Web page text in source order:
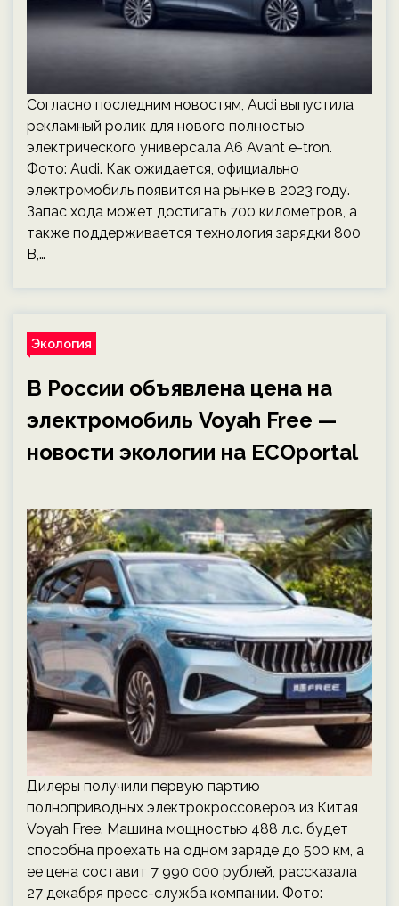
Согласно последним новостям, Audi выпустила
рекламный ролик для нового полностью
электрического универсала A6 Avant e-tron.
Фото: Audi. Как ожидается, официально
электромобиль появится на рынке в 2023 году.
Запас хода может достигать 700 километров, а
также поддерживается технология зарядки 800
В,…
Экология
В России объявлена цена на
электромобиль Voyah Free —
новости экологии на ECOportal
Дилеры получили первую партию
полноприводных электрокроссоверов из Китая
Voyah Free. Машина мощностью 488 л.с. будет
способна проехать на одном заряде до 500 км, а
ее цена составит 7 990 000 рублей, рассказала
27 декабря пресс-служба компании. Фото: